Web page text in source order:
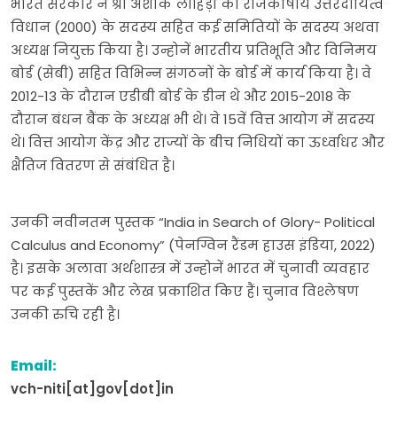
भारत सरकार ने श्री अशोक लाहिड़ी को राजकोषीय उत्तरदायित्व
विधान (2000) के सदस्य सहित कई समितियों के सदस्य अथवा
अध्यक्ष नियुक्त किया है। उन्होनें भारतीय प्रतिभूति और विनिमय
बोर्ड (सेबी) सहित विभिन्न संगठनों के बोर्ड में कार्य किया है। वे
2012-13 के दौरान एडीबी बोर्ड के डीन थे और 2015-2018 के
दौरान बंधन बैंक के अध्यक्ष भी थे। वे 15वें वित्त आयोग में सदस्य
थे। वित्त आयोग केंद्र और राज्यों के बीच निधियों का ऊर्ध्वाधर और
क्षैतिज वितरण से संबंधित है।
उनकी नवीनतम पुस्तक “India in Search of Glory- Political
Calculus and Economy” (पेनग्विन रैंडम हाउस इंडिया, 2022)
है। इसके अलावा अर्थशास्त्र में उन्होनें भारत में चुनावी व्यवहार
पर कई पुस्तकें और लेख प्रकाशित किए हैं। चुनाव विश्लेषण
उनकी रुचि रही है।
Email:
vch-niti[at]gov[dot]in